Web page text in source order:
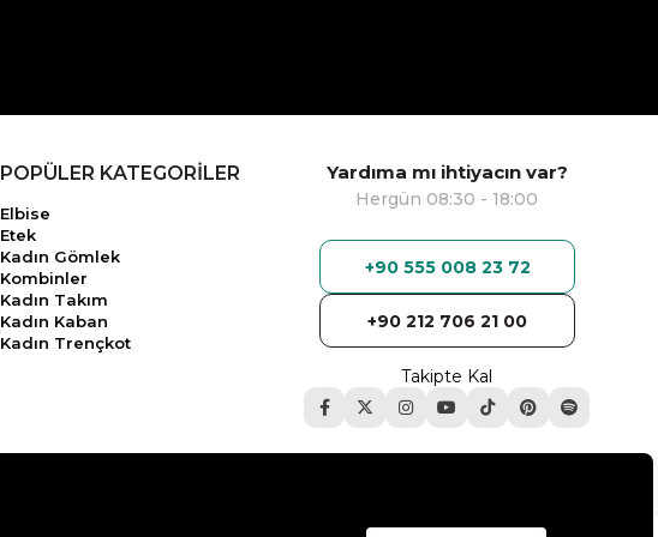
POPÜLER KATEGORİLER
Elbise
Etek
Kadın Gömlek
Kombinler
Kadın Takım
Kadın Kaban
Kadın Trençkot
Yardıma mı ihtiyacın var?
Hergün 08:30 - 18:00
+90 555 008 23 72
+90 212 706 21 00
Takipte Kal